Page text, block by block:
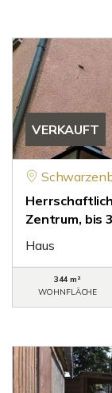
VERKAUFT
Zentrum, bis
Haus
344 m²
WOHNFLÄCHE